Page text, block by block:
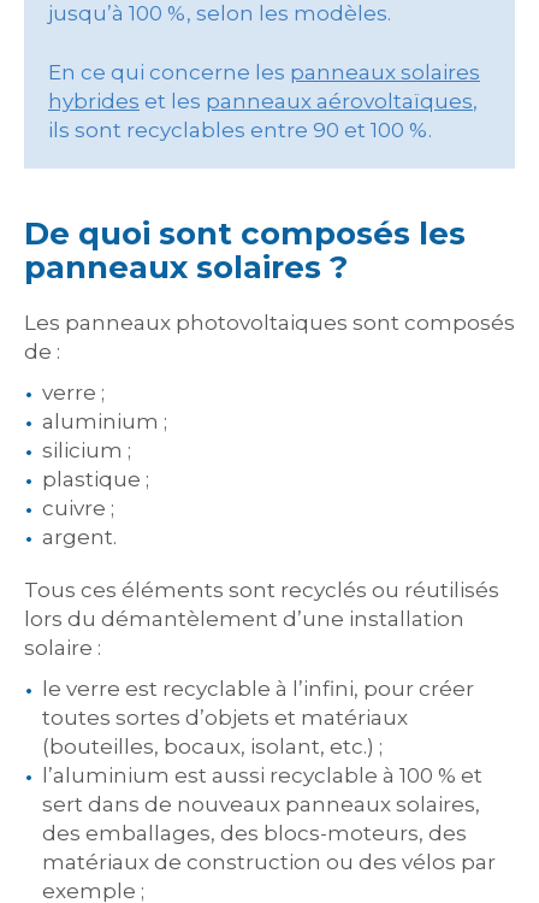
jusqu’à 100 %, selon les modèles.
En ce qui concerne les panneaux solaires
hybrides et les panneaux aérovoltaïques,
ils sont recyclables entre 90 et 100 %.
De quoi sont composés les
panneaux solaires ?
Les panneaux photovoltaiques sont composés
de :
verre ;
aluminium ;
silicium ;
plastique ;
cuivre ;
argent.
Tous ces éléments sont recyclés ou réutilisés
lors du démantèlement d’une installation
solaire :
le verre est recyclable à l’infini, pour créer
toutes sortes d’objets et matériaux
(bouteilles, bocaux, isolant, etc.) ;
l’aluminium est aussi recyclable à 100 % et
sert dans de nouveaux panneaux solaires,
des emballages, des blocs-moteurs, des
matériaux de construction ou des vélos par
exemple ;